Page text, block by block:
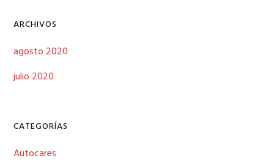
ARCHIVOS
agosto 2020
julio 2020
CATEGORÍAS
Autocares